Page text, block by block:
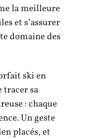
la meilleure
et s’assurer
domaine des
ski en
tracer sa
: chaque
Un geste
placés, et